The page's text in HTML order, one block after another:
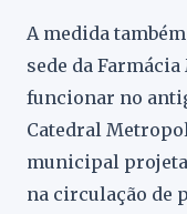
A medida
sede da
funcionar no
Catedral
municipal
na circulação de